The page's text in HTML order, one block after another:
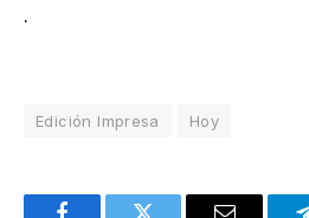
.
Edición Impresa Hoy